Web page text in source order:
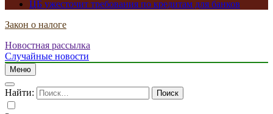
ЦБ ужесточит требования по кредитам для банков
Закон о налоге
Новостная рассылка
Случайные новости
Меню
Найти: